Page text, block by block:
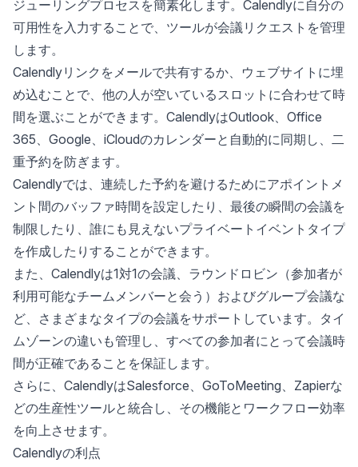
ジューリングプロセスを簡素化します。Calendlyに自分の
可用性を入力することで、ツールが会議リクエストを管理
します。
Calendlyリンクをメールで共有するか、ウェブサイトに埋
め込むことで、他の人が空いているスロットに合わせて時
間を選ぶことができます。CalendlyはOutlook、Office
365、Google、iCloudのカレンダーと自動的に同期し、二
重予約を防ぎます。
Calendlyでは、連続した予約を避けるためにアポイントメ
ント間のバッファ時間を設定したり、最後の瞬間の会議を
制限したり、誰にも見えないプライベートイベントタイプ
を作成したりすることができます。
また、Calendlyは1対1の会議、ラウンドロビン（参加者が
利用可能なチームメンバーと会う）およびグループ会議な
ど、さまざまなタイプの会議をサポートしています。タイ
ムゾーンの違いも管理し、すべての参加者にとって会議時
間が正確であることを保証します。
さらに、CalendlyはSalesforce、GoToMeeting、Zapierな
どの生産性ツールと統合し、その機能とワークフロー効率
を向上させます。
Calendlyの利点